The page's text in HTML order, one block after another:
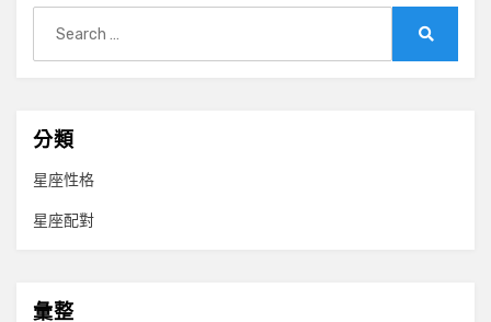
for:
分類
星座性格
星座配對
彙整